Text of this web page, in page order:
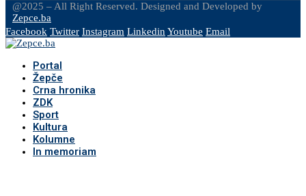
@2025 – All Right Reserved. Designed and Developed by
Zepce.ba
Facebook Twitter Instagram Linkedin Youtube Email
Portal
Žepče
Crna hronika
ZDK
Sport
Kultura
Kolumne
In memoriam